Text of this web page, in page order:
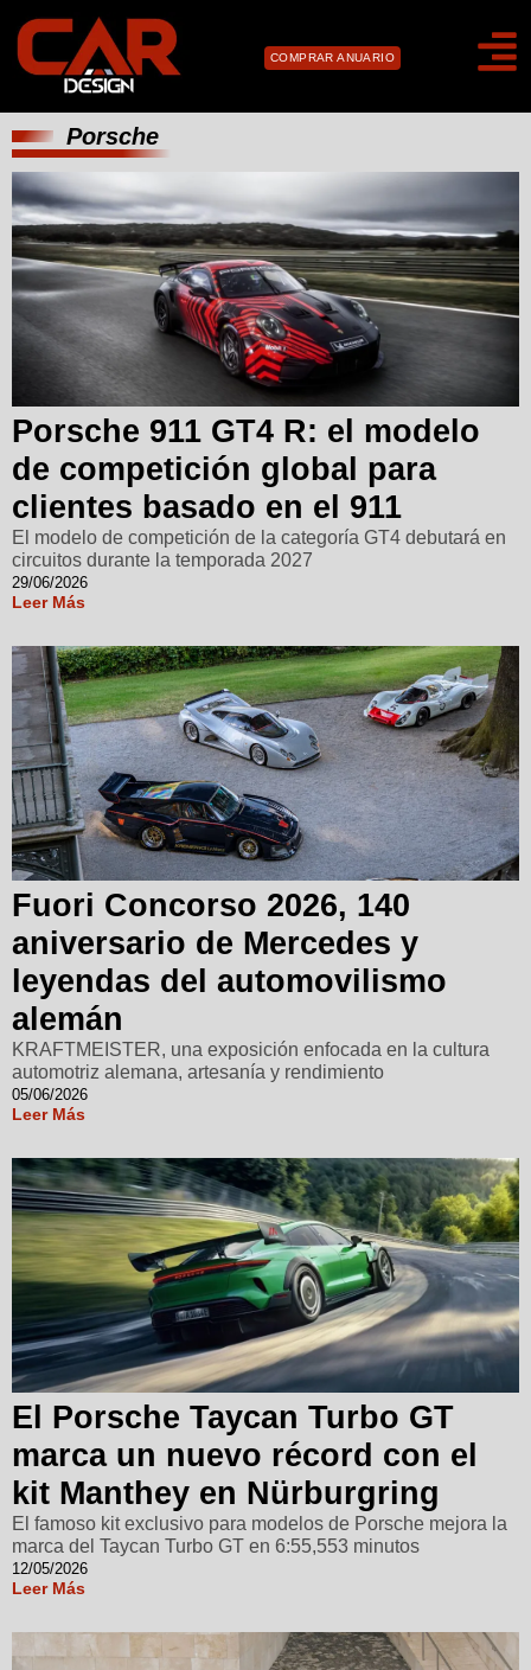
COMPRAR ANUARIO
Porsche
Porsche 911 GT4 R: el modelo
de competición global para
clientes basado en el 911
El modelo de competición de la categoría GT4 debutará en
circuitos durante la temporada 2027
29/06/2026
Leer Más
Fuori Concorso 2026, 140
aniversario de Mercedes y
leyendas del automovilismo
alemán
KRAFTMEISTER, una exposición enfocada en la cultura
automotriz alemana, artesanía y rendimiento
05/06/2026
Leer Más
El Porsche Taycan Turbo GT
marca un nuevo récord con el
kit Manthey en Nürburgring
El famoso kit exclusivo para modelos de Porsche mejora la
marca del Taycan Turbo GT en 6:55,553 minutos
12/05/2026
Leer Más